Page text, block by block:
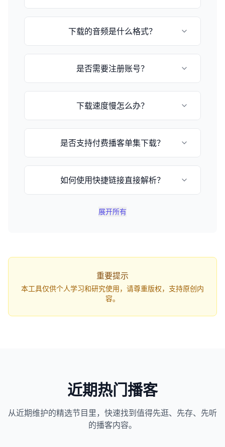
接，格式为：
https://www.xiaoyuzhoufm.com/episode/[节
目ID] 或 https://podcasts.apple.com/[国
家]/podcast/[播客名称]/id[播客ID]
下载的音频是什么格式？
MP3或M4A格式。是否需要注册账号？
下载速度慢怎么办？
心等待或稍后重试。
是否支持付费播客单集下载？
提供付费单集下载解析功能。
如何使用快捷链接直接解析？
您可以在网址后加上 `?q=小宇宙链接`，例如
展开所有
重要提示
本工具仅供个人学习和研究使用，请尊重版权，支持原创内
容。
近期热门播客
从近期维护的精选节目里，快速找到值得先逛、先存、先听
的播客内容。